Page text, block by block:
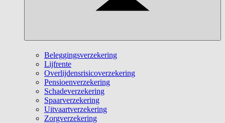
Beleggingsverzekering
Lijfrente
Overlijdensrisicoverzekering
Pensioenverzekering
Schadeverzekering
Spaarverzekering
Uitvaartverzekering
Zorgverzekering